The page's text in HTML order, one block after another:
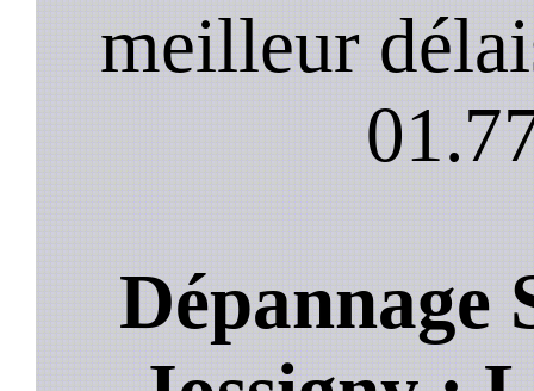
meilleur
Dépannage